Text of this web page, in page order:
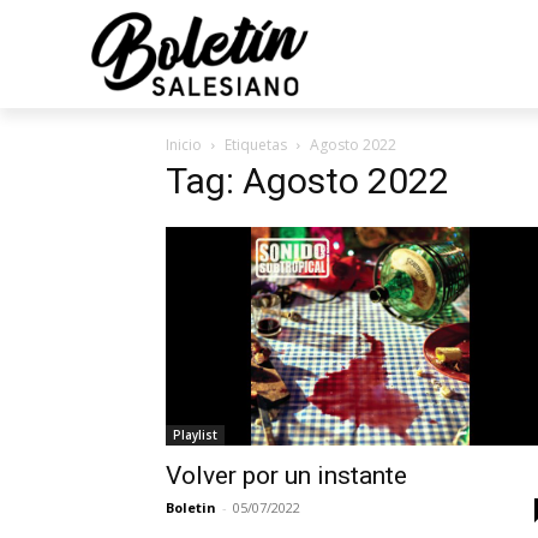
Inicio Etiquetas Agosto 2022
Tag: Agosto 2022
Playlist
Volver por un instante
Boletin - 05/07/2022